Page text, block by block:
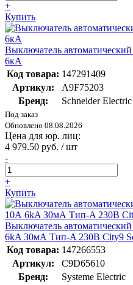
+
Купить
Выключатель
6кА
Код товара: 147291409
Артикул:
A9F75203
Бренд:
Schneider Electric
Под заказ
Обновлено 08.08.2026
Цена для юр. лиц:
4 979.50 руб. / шт
-
+
Купить
Выключатель
6kA 30мА Тип-A 230В City9
Код товара: 147266553
Артикул:
C9D65610
Бренд:
Systeme Electric